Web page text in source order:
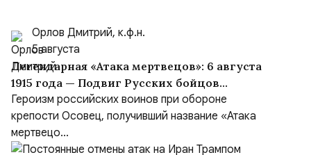
Орлов Дмитрий, к.ф.н.
5 августа
Легендарная «Атака мертвецов»: 6 августа
1915 года — Подвиг Русских бойцов
крепости Осовец
Героизм российских воинов при обороне
крепости Осовец, получивший название «Атака
мертвецо...